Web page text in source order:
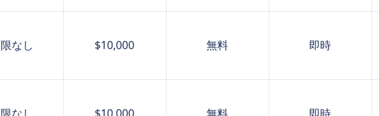
なし $10,000 無料 即時